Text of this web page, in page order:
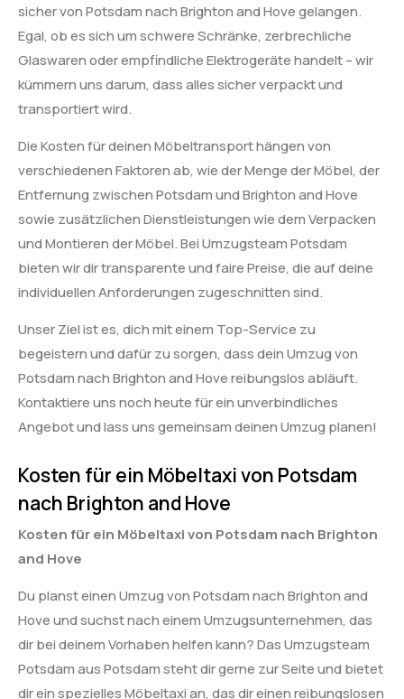
sicher von Potsdam nach Brighton and Hove gelangen.
Egal, ob es sich um schwere Schränke, zerbrechliche
Glaswaren oder empfindliche Elektrogeräte handelt – wir
kümmern uns darum, dass alles sicher verpackt und
transportiert wird.
Die Kosten für deinen Möbeltransport hängen von
verschiedenen Faktoren ab, wie der Menge der Möbel, der
Entfernung zwischen Potsdam und Brighton and Hove
sowie zusätzlichen Dienstleistungen wie dem Verpacken
und Montieren der Möbel. Bei Umzugsteam Potsdam
bieten wir dir transparente und faire Preise, die auf deine
individuellen Anforderungen zugeschnitten sind.
Unser Ziel ist es, dich mit einem Top-Service zu
begeistern und dafür zu sorgen, dass dein Umzug von
Potsdam nach Brighton and Hove reibungslos abläuft.
Kontaktiere uns noch heute für ein unverbindliches
Angebot und lass uns gemeinsam deinen Umzug planen!
Kosten für ein Möbeltaxi von Potsdam
nach Brighton and Hove
Kosten für ein Möbeltaxi von Potsdam nach Brighton
and Hove
Du planst einen Umzug von Potsdam nach Brighton and
Hove und suchst nach einem Umzugsunternehmen, das
dir bei deinem Vorhaben helfen kann? Das Umzugsteam
Potsdam aus Potsdam steht dir gerne zur Seite und bietet
dir ein spezielles Möbeltaxi an, das dir einen reibungslosen